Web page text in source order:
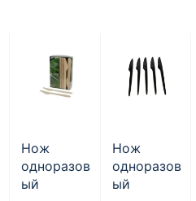
Нож
одноразов
ый
Нож
одноразов
ый